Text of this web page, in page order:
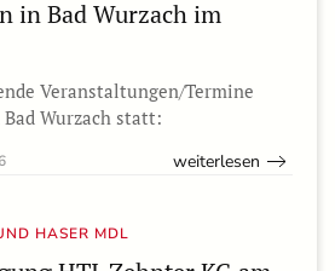
in Bad Wurzach im
Veranstaltungen/Termine
Wurzach statt:
weiterlesen
HASER MDL